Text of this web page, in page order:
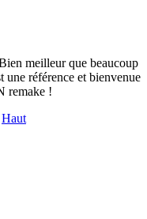
meilleur que beaucoup
une référence et bienvenue
remake !
Haut